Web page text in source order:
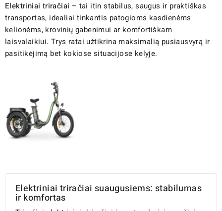
Elektriniai triračiai – tai itin stabilus, saugus ir praktiškas
transportas, idealiai tinkantis patogioms kasdienėms
kelionėms, krovinių gabenimui ar komfortiškam
laisvalaikiui. Trys ratai užtikrina maksimalią pusiausvyrą ir
pasitikėjimą bet kokiose situacijose kelyje.
Elektriniai triračiai suaugusiems: stabilumas
ir komfortas